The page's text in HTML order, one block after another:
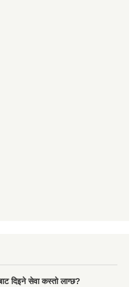
दिइने सेवा कस्तो लाग्छ?